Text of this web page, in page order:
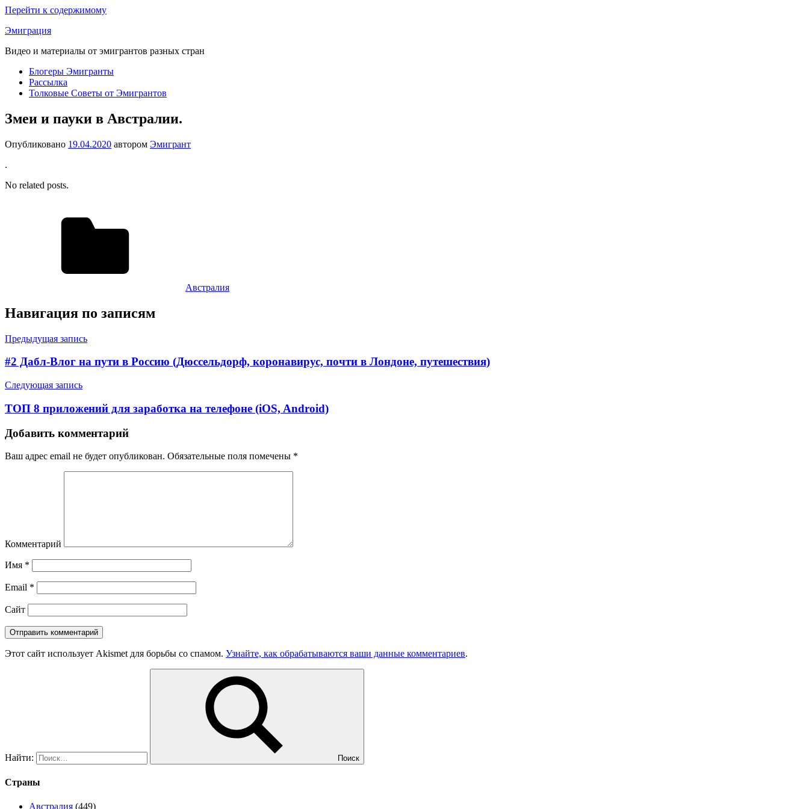
Перейти к содержимому
Эмиграция
Видео и материалы от эмигрантов разных стран
Блогеры Эмигранты
Рассылка
Толковые Советы от Эмигрантов
Змеи и пауки в Австралии.
Опубликовано 19.04.2020 автором Эмигрант
.
No related posts.
Австралия
Навигация по записям
Предыдущая запись
#2 Дабл-Влог на пути в Россию (Дюссельдорф, коронавирус, почти в Лондоне, путешествия)
Следующая запись
ТОП 8 приложений для заработка на телефоне (iOS, Android)
Добавить комментарий
Ваш адрес email не будет опубликован. Обязательные поля помечены *
Комментарий
Имя *
Email *
Сайт
Этот сайт использует Akismet для борьбы со спамом. Узнайте, как обрабатываются ваши данные комментариев.
Найти: Поиск
Страны
Австралия (449)